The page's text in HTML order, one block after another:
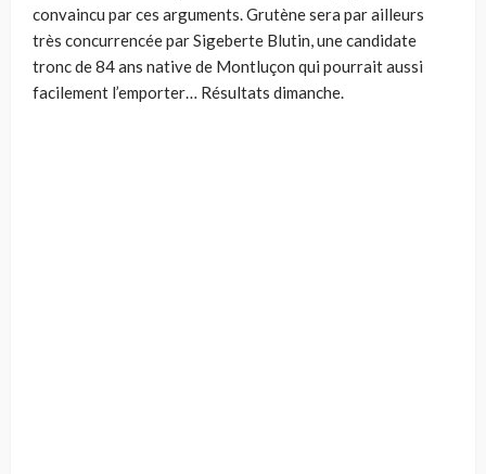
convaincu par ces arguments. Grutène sera par ailleurs
très concurrencée par Sigeberte Blutin, une candidate
tronc de 84 ans native de Montluçon qui pourrait aussi
facilement l’emporter… Résultats dimanche.